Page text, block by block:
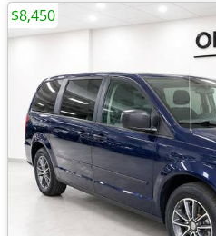
$8,450